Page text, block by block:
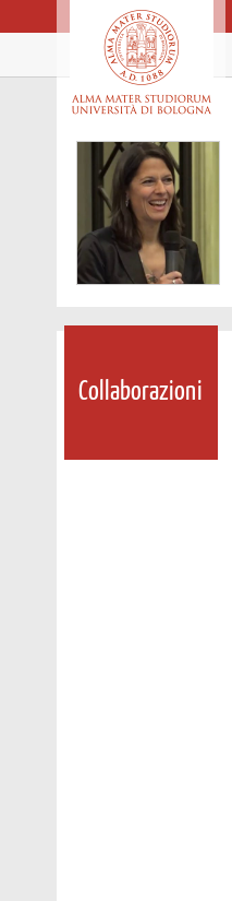
Collaborazioni